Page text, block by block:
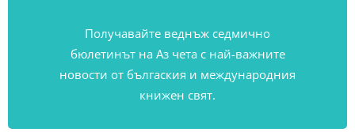
Получавайте веднъж седмично
бюлетинът на Аз чета с най-важните
новости от бългаския и международния
книжен свят.